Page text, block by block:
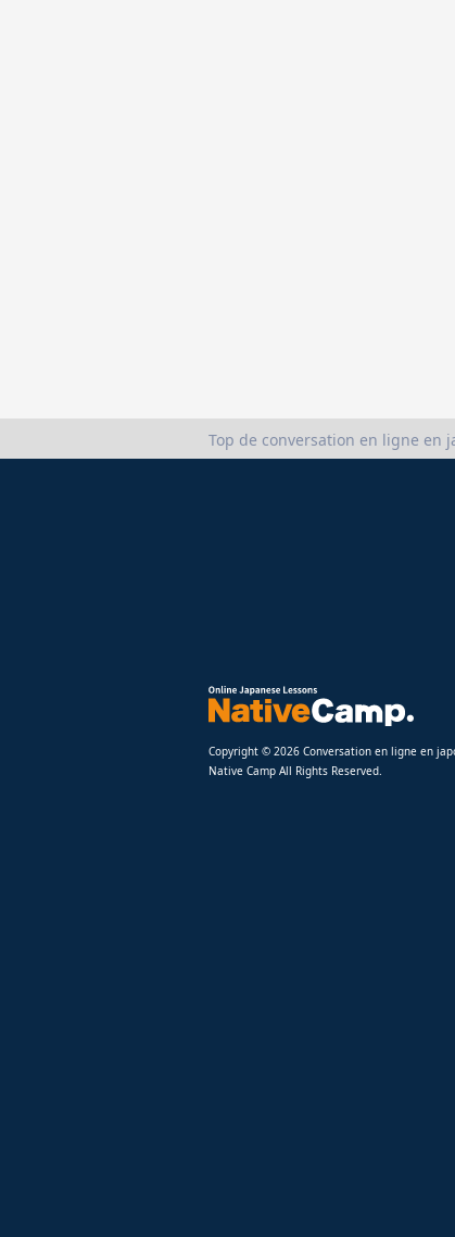
Top de conversation en ligne en
Copyright © 2026 Conversation en ligne en
Native Camp All Rights Reserved.